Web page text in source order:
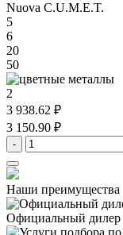
Nuova C.U.M.E.T.
5
6
20
50
2
3 938.62 ₽
3 150.90 ₽
-
Наши преимущества
Официальный дилер